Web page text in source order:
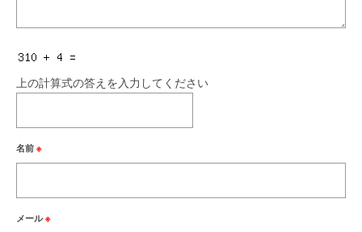
上の計算式の答えを入力してください
名前 ※
メール※